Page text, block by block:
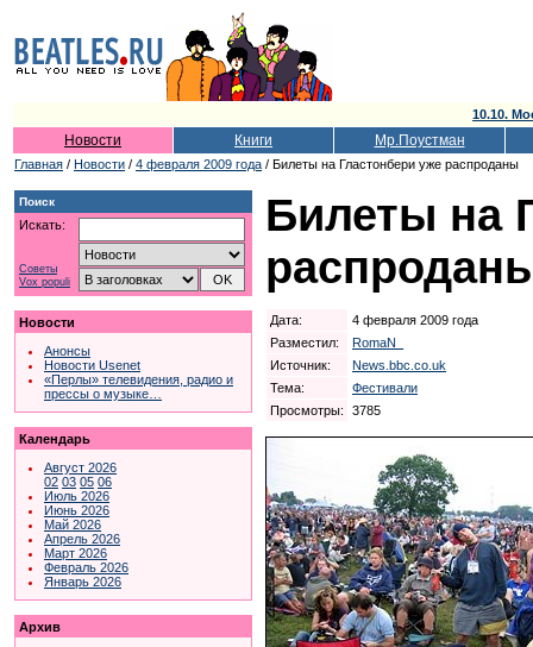
10.10.
Новости Книги Мр.Поустман
Главная / Новости / 4 февраля 2009 года / Билеты на Гластонбери уже распроданы
Поиск
Искать:
Советы
Vox populi
Новости
Анонсы
Новости Usenet
«Перлы» телевидения, радио и
прессы о музыке…
Календарь
Август 2026
02 03 05 06
Июль 2026
Июнь 2026
Май 2026
Апрель 2026
Март 2026
Февраль 2026
Январь 2026
Архив
Билеты на
Дата:
4 февраля 2009 года
Разместил:
RomaN_
Источник:
News.bbc.co.uk
Тема:
Фестивали
Просмотры:
3785